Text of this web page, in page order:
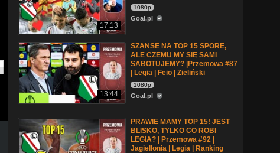
17:13
1080p
Goal.pl
13:44
SZANSE NA TOP 15 SPORE,
ALE CZEMU MY SIĘ SAMI
SABOTUJEMY? |Przemowa #87
| Legia | Feio | Zieliński
1080p
Goal.pl
PRAWIE MAMY TOP 15! JEST
BLISKO, TYLKO CO ROBI
LEGIA? | Przemowa #92 |
Jagiellonia | Legia | Ranking